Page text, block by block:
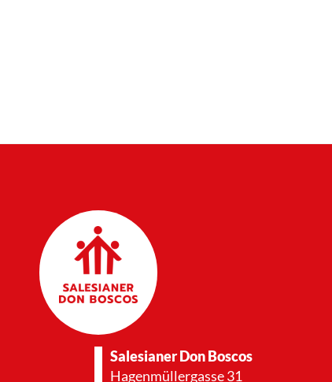
Salesianer Don Boscos
Hagenmüllergasse 31